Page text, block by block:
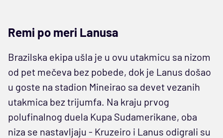
Remi po meri Lanusa
Brazilska ekipa ušla je u ovu utakmicu sa nizom
od pet mečeva bez pobede, dok je Lanus došao
u goste na stadion Mineirao sa devet vezanih
utakmica bez trijumfa. Na kraju prvog
polufinalnog duela Kupa Sudamerikane, oba
niza se nastavljaju - Kruzeiro i Lanus odigrali su